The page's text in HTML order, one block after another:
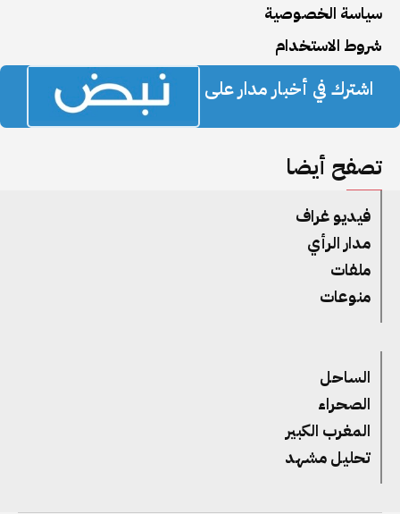
سياسة الخصوصية
شروط الاستخدام
اشترك في أخبار مدار على
تصفح أيضا
فيديو غراف
مدار الرأي
ملفات
منوعات
الساحل
الصحراء
المغرب الكبير
تحليل مشهد